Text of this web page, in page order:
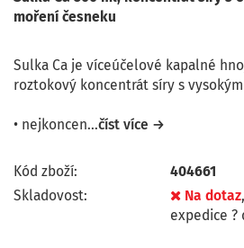
moření česneku
Sulka Ca je víceúčelové kapalné
roztokový koncentrát síry s
• nejkoncen...číst více →
Kód zboží:
404661
Skladovost:
Na dotaz
expedice ?